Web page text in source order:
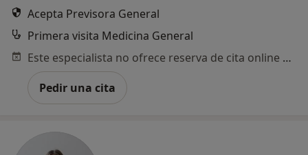
Acepta Previsora General
Primera visita Medicina General
Este especialista no ofrece reserva de cita online en esta dirección.
Pedir una cita